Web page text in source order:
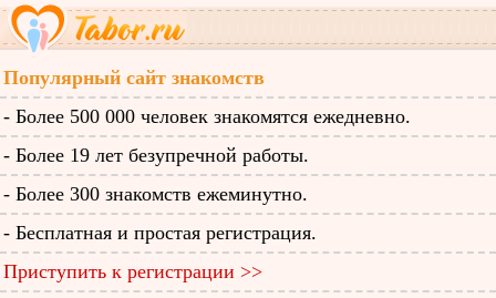
Популярный сайт знакомств
- Более 500 000 человек знакомятся ежедневно.
- Более 19 лет безупречной работы.
- Более 300 знакомств ежеминутно.
- Бесплатная и простая регистрация.
Приступить к регистрации >>